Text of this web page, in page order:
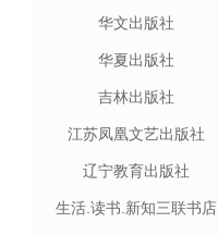
华文出版社
华夏出版社
吉林出版社
江苏凤凰文艺出版社
辽宁教育出版社
生活.读书.新知三联书店